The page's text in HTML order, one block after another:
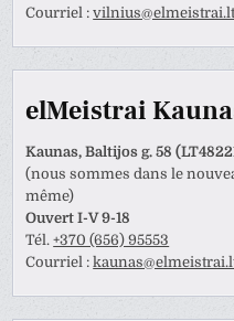
Courriel :
elMeistrai
Kaunas, Baltijos g. 58
(nous sommes dans le
même)
Ouvert I-V 9-18
Tél.+370 (656) 95553
Courriel :